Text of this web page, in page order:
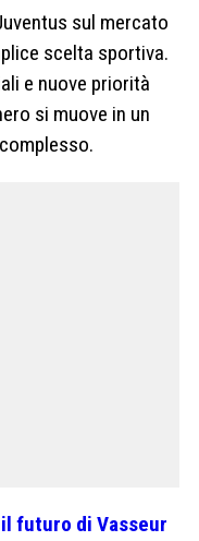
sul mercato
scelta sportiva.
e nuove priorità
si muove in un
futuro di Vasseur